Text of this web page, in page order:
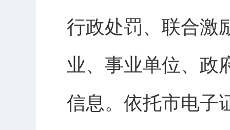
行政处罚、联合激
业、事业单位、政
信息。依托市电子